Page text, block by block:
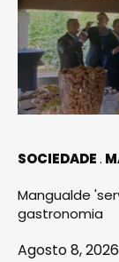
SOCIEDADE
Mangualde
gastronomia
Agosto 8,